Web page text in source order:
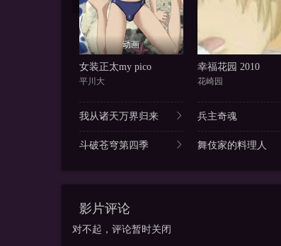
动画
女装正太my pico
平川大
幸福花园 2010
花崎园
我从诸天万界归来 兵主奇魂
斗破苍穹第四季 舞伎家的料理人
影片评论
对不起，评论暂时关闭